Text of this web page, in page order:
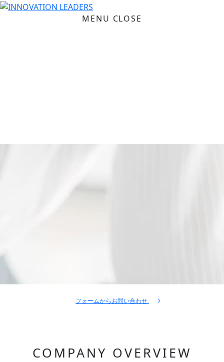
MENU CLOSE
フォームからお問い合わせ
COMPANY OVERVIEW